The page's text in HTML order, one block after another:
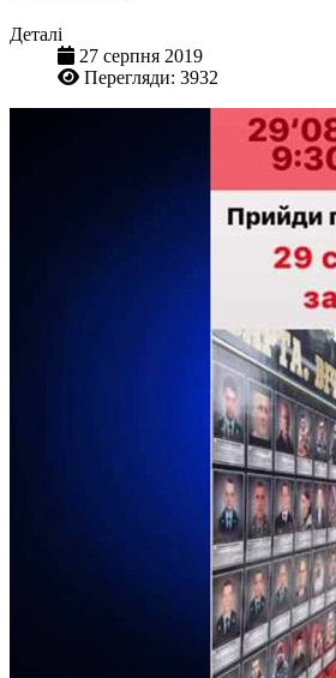
Деталі
27 серпня 2019
Перегляди: 3932